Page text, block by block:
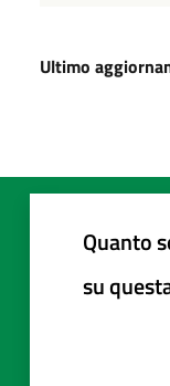
Ultimo
Quanto
su